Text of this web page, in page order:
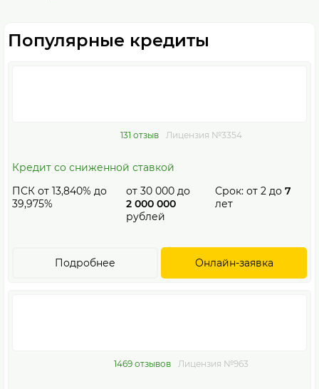
Популярные кредиты
131 отзыв Лицензия №3354
Кредит со сниженной ставкой
ПСК от 13,840% до
39,975%
от 30 000 до
2 000 000
рублей
Срок: от 2до 7
лет
Онлайн-заявка
Подробнее
1469 отзывов Лицензия №963